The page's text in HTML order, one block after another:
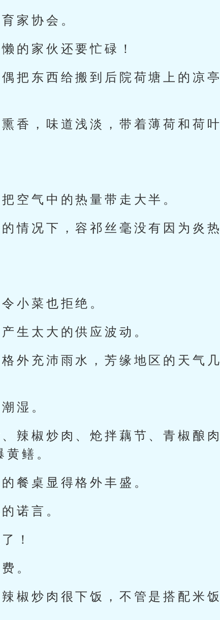
家协会。
的家伙还要忙碌！
把东西给搬到后院荷塘上的凉亭
香，味道浅淡，带着薄荷和荷叶
空气中的热量带走大半。
情况下，容祁丝毫没有因为炎热
小菜也拒绝。
生太大的供应波动。
外充沛雨水，芳缘地区的天气几
湿。
辣椒炒肉、炝拌藕节、青椒酿肉
鳝。
餐桌显得格外丰盛。
诺言。
！
。
椒炒肉很下饭，不管是搭配米饭